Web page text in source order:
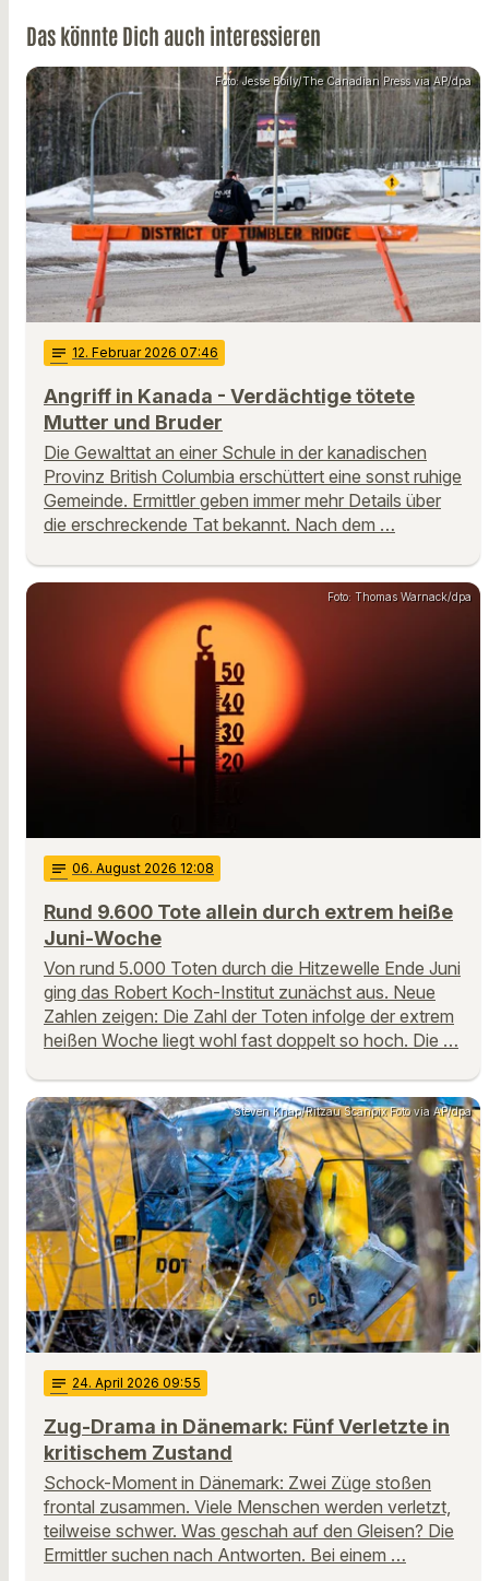
Das könnte Dich auch interessieren
Foto: Jesse Boily/The Canadian Press via AP/dpa
notes 12. Februar 2026 07:46
Angriff in Kanada - Verdächtige tötete
Mutter und Bruder
Die Gewalttat an einer Schule in der kanadischen
Provinz British Columbia erschüttert eine sonst ruhige
Gemeinde. Ermittler geben immer mehr Details über
die erschreckende Tat bekannt. Nach dem …
Foto: Thomas Warnack/dpa
notes 06. August 2026 12:08
Rund 9.600 Tote allein durch extrem heiße
Juni-Woche
Von rund 5.000 Toten durch die Hitzewelle Ende Juni
ging das Robert Koch-Institut zunächst aus. Neue
Zahlen zeigen: Die Zahl der Toten infolge der extrem
heißen Woche liegt wohl fast doppelt so hoch. Die …
Steven Knap/Ritzau Scanpix Foto via AP/dpa
notes 24. April 2026 09:55
Zug-Drama in Dänemark: Fünf Verletzte in
kritischem Zustand
Schock-Moment in Dänemark: Zwei Züge stoßen
frontal zusammen. Viele Menschen werden verletzt,
teilweise schwer. Was geschah auf den Gleisen? Die
Ermittler suchen nach Antworten. Bei einem …